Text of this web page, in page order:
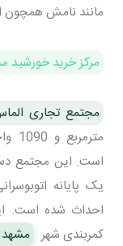
مانند نامش
مرکز خرید خورشید
مجتمع تجاری
است. این مجتمع
یک پایانه
احداث شده است.
کمربندی شهر مشهد